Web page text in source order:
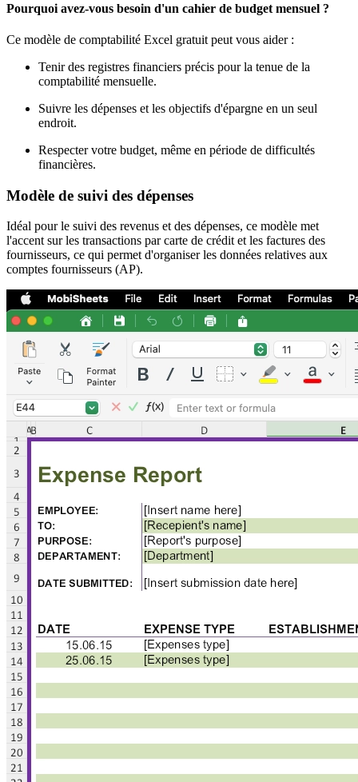
Pourquoi avez-vous besoin d'un cahier de budget mensuel ?
Ce modèle de comptabilité Excel gratuit peut vous aider :
Tenir des registres financiers précis pour la tenue de la
comptabilité mensuelle.
Suivre les dépenses et les objectifs d'épargne en un seul
endroit.
Respecter votre budget, même en période de difficultés
financières.
Modèle de suivi des dépenses
Idéal pour le suivi des revenus et des dépenses, ce modèle met
l'accent sur les transactions par carte de crédit et les factures des
fournisseurs, ce qui permet d'organiser les données relatives aux
comptes fournisseurs (AP).